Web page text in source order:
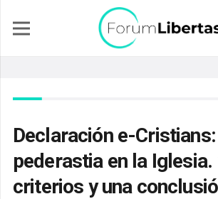
Declaración e-
pederastia en la Iglesia.
criterios y una